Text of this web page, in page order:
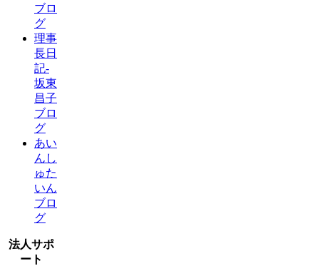
ブロ
グ
理事
長日
記-
坂東
昌子
ブロ
グ
あい
んし
ゅた
いん
ブロ
グ
法人サポ
ート